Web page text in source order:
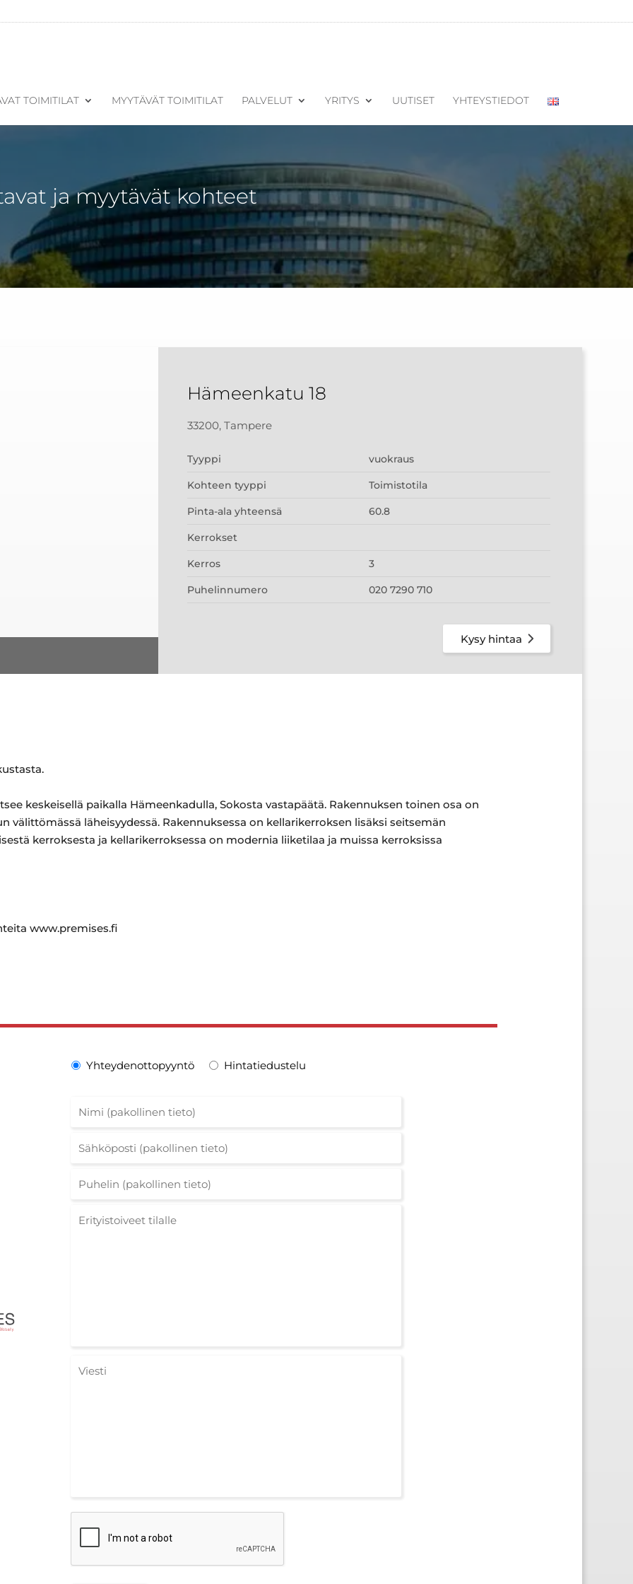
TOIMITILAT MYYTÄVÄT TOIMITILAT PALVELUT YRITYS UUTISET YHTEYSTIEDOT
ja myytävät kohteet
Hämeenkatu 18
33200, Tampere
Tyyppi vuokraus
Kohteen tyyppi Toimistotila
Pinta-ala yhteensä 60.8
Kerrokset
Kerros 3
Puhelinnumero 020 7290 710
Kysy hintaa
keskeisellä paikalla Hämeenkadulla, Sokosta vastapäätä. Rakennuksen toinen osa on
välittömässä läheisyydessä. Rakennuksessa on kellarikerroksen lisäksi seitsemän
kerroksesta ja kellarikerroksessa on modernia liiketilaa ja muissa kerroksissa
www.premises.fi
Yhteydenottopyyntö Hintatiedustelu